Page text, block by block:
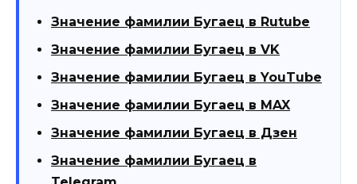
Значение фамилии Бугаец в Rutube
Значение фамилии Бугаец в VK
Значение фамилии Бугаец в YouTube
Значение фамилии Бугаец в MAX
Значение фамилии Бугаец в Дзен
Значение фамилии Бугаец в